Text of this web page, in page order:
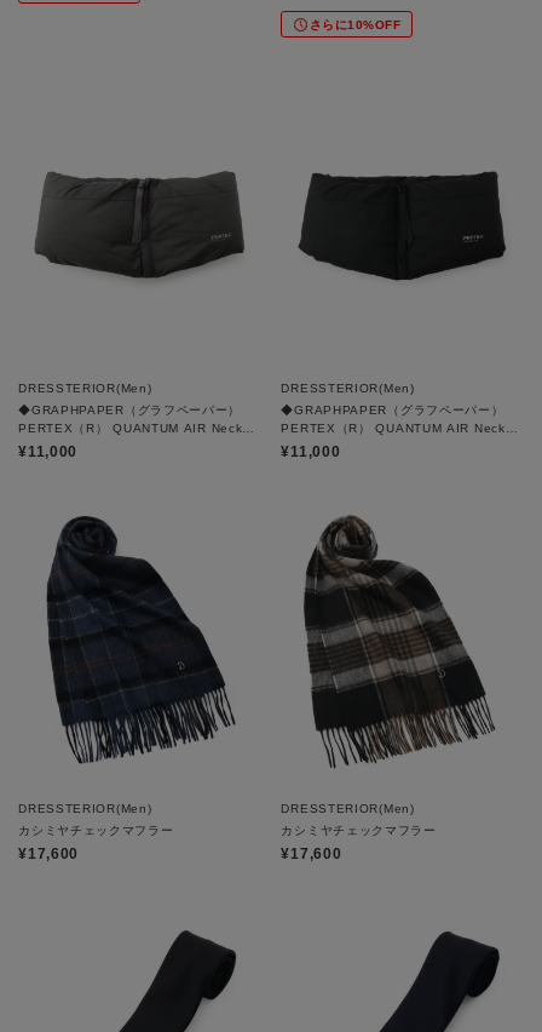
さらに10%OFF
DRESSTERIOR(Men)
◆GRAPHPAPER（グラフペーパー）
PERTEX（R） QUANTUM AIR Neck
Warmer｜ネックウォーマー
¥11,000
DRESSTERIOR(Men)
◆GRAPHPAPER（グラフペーパー）
PERTEX（R） QUANTUM AIR Neck
Warmer｜ネックウォーマー
¥11,000
DRESSTERIOR(Men)
カシミヤチェックマフラー
¥17,600
DRESSTERIOR(Men)
カシミヤチェックマフラー
¥17,600